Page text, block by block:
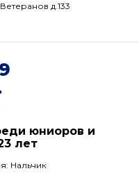
д.133
юниоров и
лет
Нальчик